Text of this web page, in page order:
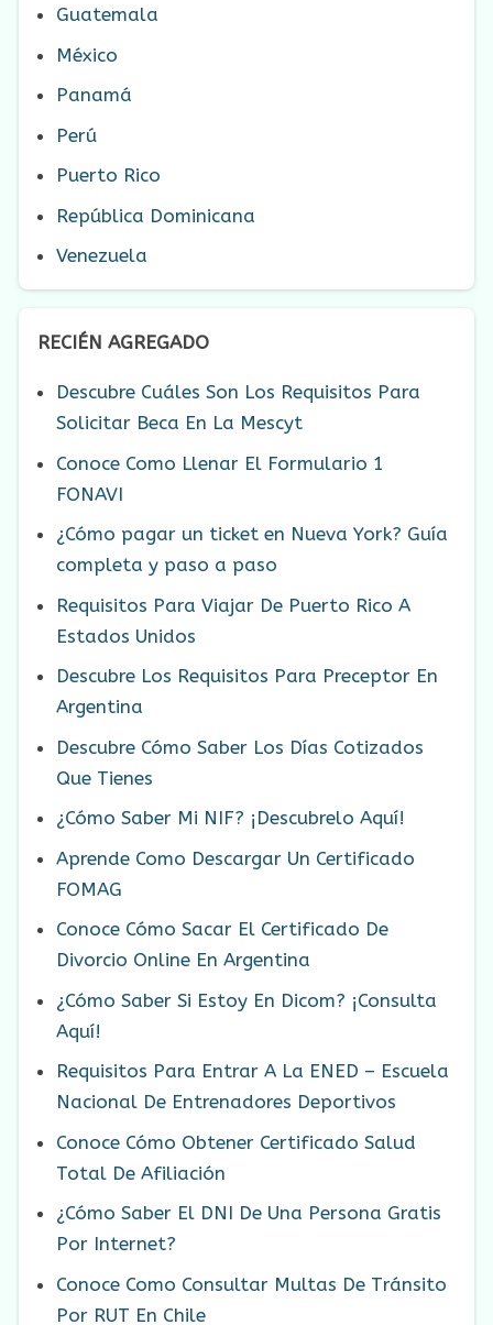
Guatemala
México
Panamá
Perú
Puerto Rico
República Dominicana
Venezuela
RECIÉN AGREGADO
Descubre Cuáles Son Los Requisitos Para
Solicitar Beca En La Mescyt
Conoce Como Llenar El Formulario 1
FONAVI
¿Cómo pagar un ticket en Nueva York? Guía
completa y paso a paso
Requisitos Para Viajar De Puerto Rico A
Estados Unidos
Descubre Los Requisitos Para Preceptor En
Argentina
Descubre Cómo Saber Los Días Cotizados
Que Tienes
¿Cómo Saber Mi NIF? ¡Descubrelo Aquí!
Aprende Como Descargar Un Certificado
FOMAG
Conoce Cómo Sacar El Certificado De
Divorcio Online En Argentina
¿Cómo Saber Si Estoy En Dicom? ¡Consulta
Aquí!
Requisitos Para Entrar A La ENED – Escuela
Nacional De Entrenadores Deportivos
Conoce Cómo Obtener Certificado Salud
Total De Afiliación
¿Cómo Saber El DNI De Una Persona Gratis
Por Internet?
Conoce Como Consultar Multas De Tránsito
Por RUT En Chile